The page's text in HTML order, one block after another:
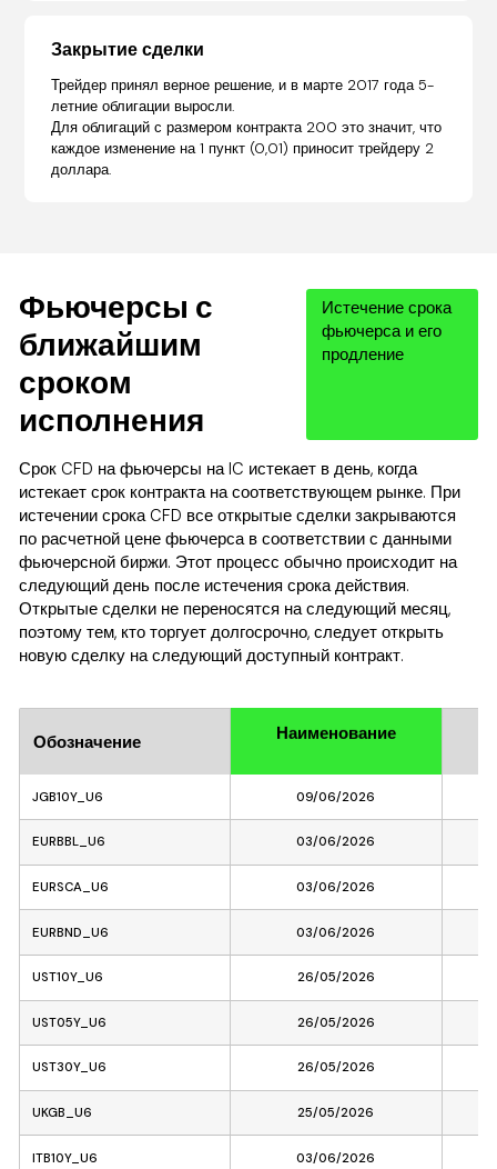
Закрытие сделки
Трейдер принял верное решение, и в марте 2017 года 5-
летние облигации выросли.
Для облигаций с размером контракта 200 это значит, что
каждое изменение на 1 пункт (0,01) приносит трейдеру 2
доллара.
Фьючерсы с
ближайшим
сроком
исполнения
Истечение срока
фьючерса и его
продление
Срок CFD на фьючерсы на IC истекает в день, когда
истекает срок контракта на соответствующем рынке. При
истечении срока CFD все открытые сделки закрываются
по расчетной цене фьючерса в соответствии с данными
фьючерсной биржи. Этот процесс обычно происходит на
следующий день после истечения срока действия.
Открытые сделки не переносятся на следующий месяц,
поэтому тем, кто торгует долгосрочно, следует открыть
новую сделку на следующий доступный контракт.
Обозначение
JGB10Y_U6
EURBBL_U6
EURSCA_U6
EURBND_U6
UST10Y_U6
UST05Y_U6
UST30Y_U6
UKGB_U6
ITB10Y_U6
Наименование
09/06/2026
03/06/2026
03/06/2026
03/06/2026
26/05/2026
26/05/2026
26/05/2026
25/05/2026
03/06/2026